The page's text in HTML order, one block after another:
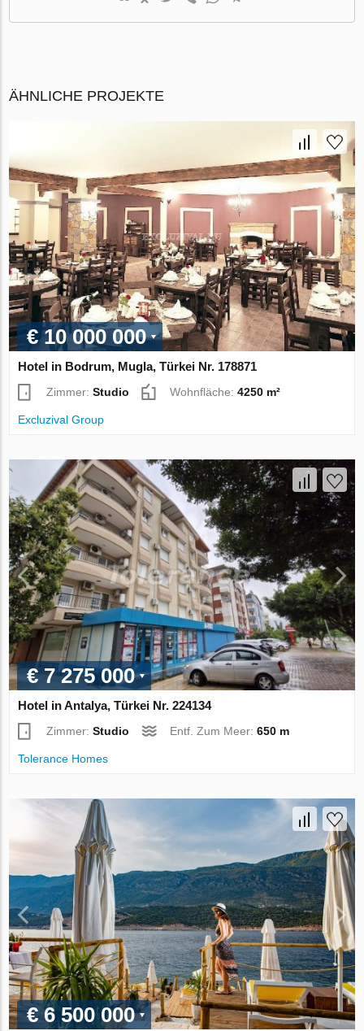
ÄHNLICHE PROJEKTE
€ 10 000 000
Hotel in Bodrum, Mugla, Türkei Nr. 178871
Zimmer:Studio Wohnfläche:4250 m²
Excluzival Group
€ 7 275 000
Hotel in Antalya, Türkei Nr. 224134
Zimmer:Studio Entf. Zum Meer:650 m
Tolerance Homes
€ 6 500 000